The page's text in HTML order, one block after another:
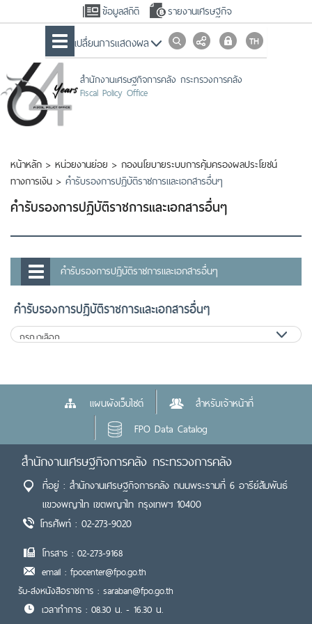
ข้อมูลสถิติ รายงานเศรษฐกิจ
เปลื่ยนการแสดงผล
สำนักงานเศรษฐกิจการคลัง กระทรวงการคลัง
Fiscal Policy Office
หน้าหลัก > หน่วยงานย่อย > กองนโยบายระบบการคุ้มครองผลประโยชน์
ทางการเงิน > คำรับรองการปฏิบัติราชการและเอกสารอื่นๆ
คำรับรองการปฏิบัติราชการและเอกสารอื่นๆ
คำรับรองการปฏิบัติราชการและเอกสารอื่นๆ
คำรับรองการปฏิบัติราชการและเอกสารอื่นๆ
แผนผังเว็บไซต์
สำหรับเจ้าหน้าที่
FPO Data Catalog
สำนักงานเศรษฐกิจการคลัง กระทรวงการคลัง
ที่อยู่ : สำนักงานเศรษฐกิจการคลัง ถนนพระรามที่ 6 อารีย์สัมพันธ์
แขวงพญาไท เขตพญาไท กรุงเทพฯ 10400
โทรศัพท์ : 02-273-9020
โทรสาร : 02-273-9168
email : fpocenter@fpo.go.th
รับ-ส่งหนังสือราชการ : saraban@fpo.go.th
เวลาทำการ : 08.30 น. - 16.30 น.